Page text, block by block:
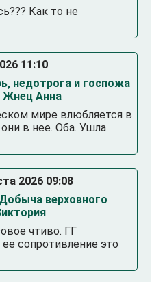
Как то не
11:10
недотрога и госпожа
Жнец Анна
мире влюбляется в
в нее. Оба. Ушла
2026 09:08
верховного
чтиво. ГГ
сопротивление это